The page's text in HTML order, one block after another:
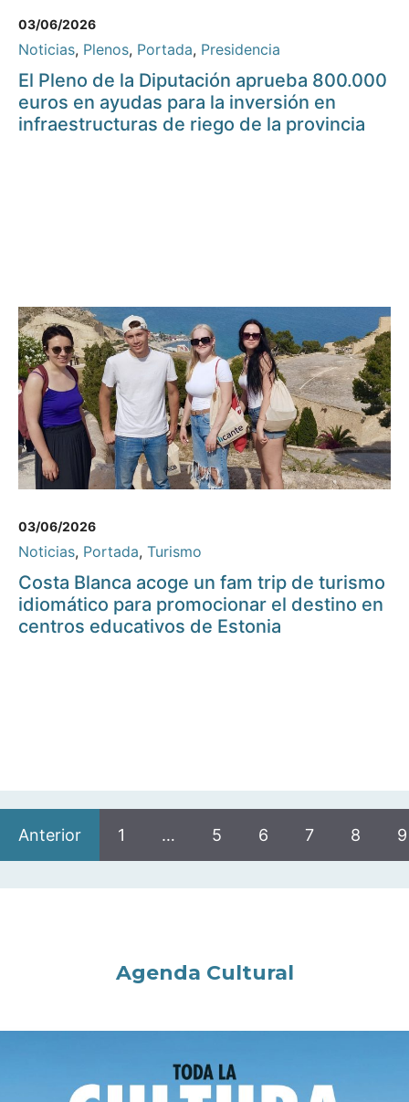
03/06/2026
Noticias, Plenos, Portada, Presidencia
El Pleno de la Diputación aprueba 800.000
euros en ayudas para la inversión en
infraestructuras de riego de la provincia
03/06/2026
Noticias, Portada, Turismo
Costa Blanca acoge un fam trip de turismo
idiomático para promocionar el destino en
centros educativos de Estonia
Anterior 1 … 5 6 7 8 9
Agenda Cultural